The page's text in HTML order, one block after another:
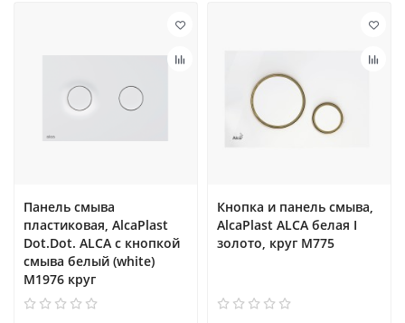
Панель смыва
пластиковая, AlcaPlast
Dot.Dot. ALCA с кнопкой
смыва белый (white)
M1976 круг
Кнопка и панель смыва,
AlcaPlast ALCA белая I
золото, круг M775